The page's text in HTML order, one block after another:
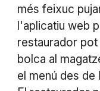
més feixuc
l'aplicatiu web
restaurador
bolca al
el menú des de